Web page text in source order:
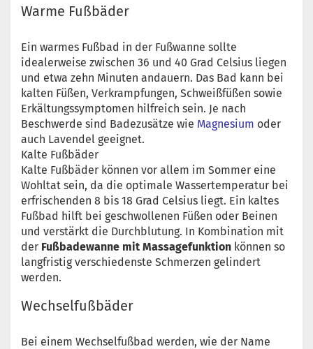
Warme Fußbäder
Ein warmes Fußbad in der Fußwanne sollte
idealerweise zwischen 36 und 40 Grad Celsius liegen
und etwa zehn Minuten andauern. Das Bad kann bei
kalten Füßen, Verkrampfungen, Schweißfüßen sowie
Erkältungssymptomen hilfreich sein. Je nach
Beschwerde sind Badezusätze wie Magnesium oder
auch Lavendel geeignet.
Kalte Fußbäder
Kalte Fußbäder können vor allem im Sommer eine
Wohltat sein, da die optimale Wassertemperatur bei
erfrischenden 8 bis 18 Grad Celsius liegt. Ein kaltes
Fußbad hilft bei geschwollenen Füßen oder Beinen
und verstärkt die Durchblutung. In Kombination mit
der Fußbadewanne mit Massagefunktion können so
langfristig verschiedenste Schmerzen gelindert
werden.
Wechselfußbäder
Bei einem Wechselfußbad werden, wie der Name